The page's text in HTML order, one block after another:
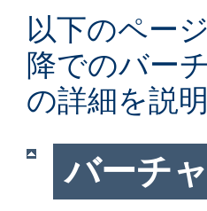
以下のペー
降でのバー
の詳細を説
バーチ